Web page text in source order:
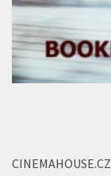
CINEMAHOUSE.CZ